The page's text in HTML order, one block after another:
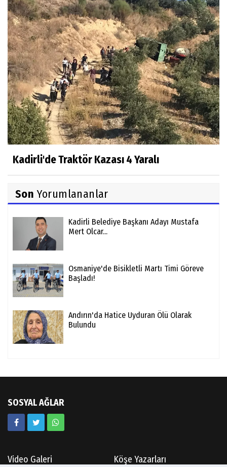
Kadirli'de Traktör Kazası 4 Yaralı
Son Yorumlananlar
Kadirli Belediye Başkanı Adayı Mustafa
Mert Olcar...
Osmaniye'de Bisikletli Martı Timi Göreve
Başladı!
Andırın'da Hatice Uyduran Ölü Olarak
Bulundu
SOSYAL AĞLAR
Video Galeri Köşe Yazarları